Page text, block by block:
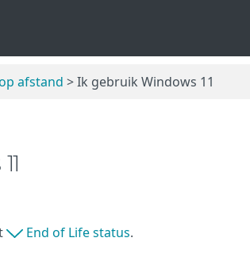
afstand > Ik gebruik Windows 11
End of Life status.